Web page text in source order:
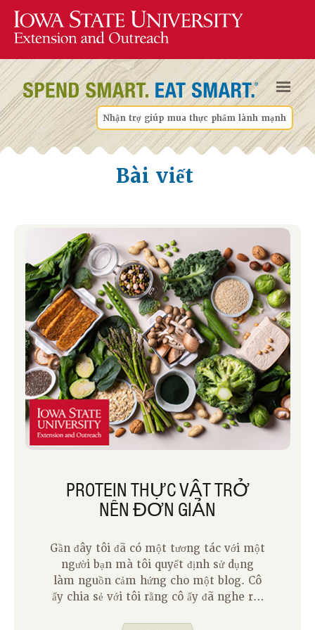
Nhận trợ giúp mua thực phẩm lành mạnh
Bài viết
PROTEIN THỰC VẬT TRỞ
NÊN ĐƠN GIẢN
Gần đây tôi đã có một tương tác với một
người bạn mà tôi quyết định sử dụng
làm nguồn cảm hứng cho một blog. Cô
ấy chia sẻ với tôi rằng cô ấy đã nghe rất